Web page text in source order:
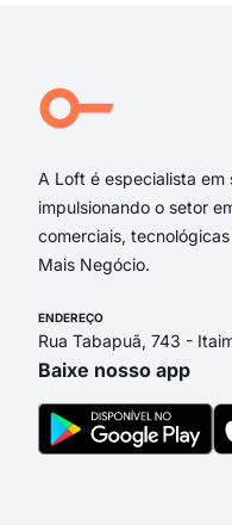
rua dos pavões
Alameda dos Sabiá
A Loft é especialista em
impulsionando o setor
comerciais,
Mais Negócio.
ENDEREÇO
Rua Tabapuã, 743 -
Baixe nosso app